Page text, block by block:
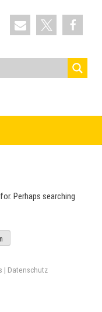
Perhaps searching
| Datenschutz